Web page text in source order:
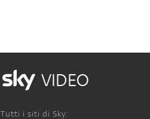
VIDEO
Tutti i siti di Sky: